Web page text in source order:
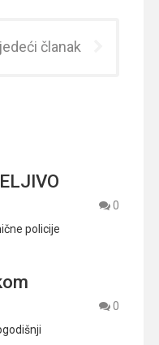
članak
0
policije
0